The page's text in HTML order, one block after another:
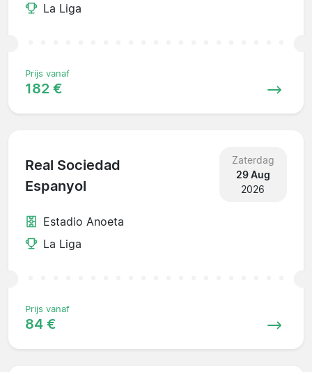
La Liga
Prijs vanaf
182 €
Real Sociedad
Espanyol
Zaterdag
29 Aug
2026
Estadio Anoeta
La Liga
Prijs vanaf
84 €